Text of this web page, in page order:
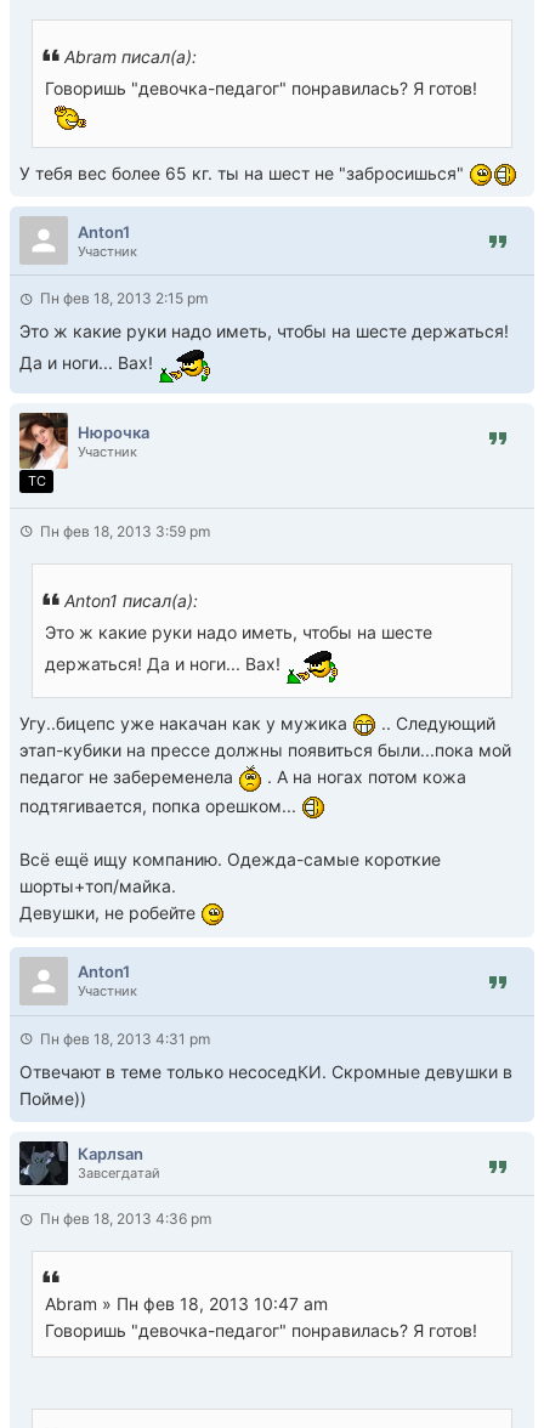
Abram писал(а):
Говоришь "девочка-педагог" понравилась? Я готов!
У тебя вес более 65 кг. ты на шест не "забросишься"
Anton1
Участник
Пн фев 18, 2013 2:15 pm
Это ж какие руки надо иметь, чтобы на шесте держаться!
Да и ноги... Вах!
Нюрочка
Участник
TC
Пн фев 18, 2013 3:59 pm
Anton1 писал(а):
Это ж какие руки надо иметь, чтобы на шесте
держаться! Да и ноги... Вах!
Угу..бицепс уже накачан как у мужика
.. Следующий
этап-кубики на прессе должны появиться были...пока мой
педагог не забеременела
. А на ногах потом кожа
подтягивается, попка орешком...
Всё ещё ищу компанию. Одежда-самые короткие
шорты+топ/майка.
Девушки, не робейте
Anton1
Участник
Пн фев 18, 2013 4:31 pm
Отвечают в теме только несоседКИ. Скромные девушки в
Пойме))
Карлsan
Завсегдатай
Пн фев 18, 2013 4:36 pm
Abram » Пн фев 18, 2013 10:47 am
Говоришь "девочка-педагог" понравилась? Я готов!